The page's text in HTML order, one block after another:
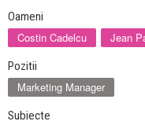
Oameni
Costin Cadelcu Jean
Pozitii
Marketing Manager
Subiecte